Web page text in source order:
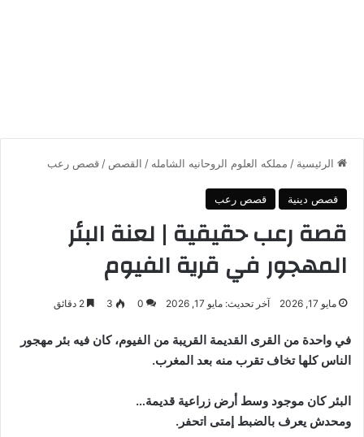
الرئيسية / مملكه العلوم الروحانيه الشامله / القصص / قصص رعب
قصص دينية قصص رعب
قصة رعب حقيقية | لعنة البئر
المهجور في قرية الفيوم
مايو 17, 2026 آخر تحديث: مايو 17, 2026 0
3
في واحدة من القرى القديمة القريبة من الفيوم، كان فيه بئر مهجور
الناس كلها تخاف تقرب منه بعد المغرب.
البئر كان موجود وسط أرض زراعية قديمة…
ومحدش يعرف بالضبط إمتى اتحفر.